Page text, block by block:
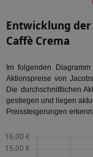
Entwicklung
Caffè Crema
Im folgenden
Aktionspreise von
Die durchschnittlichen
gestiegen und liegen
Preissteigerungen